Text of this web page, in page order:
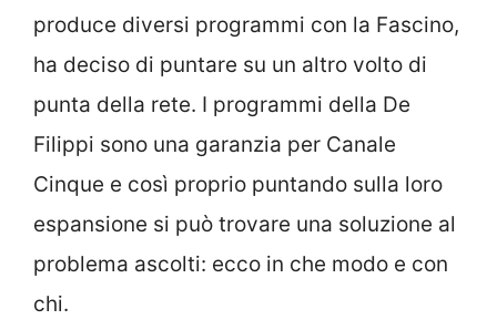
produce diversi programmi con la Fascino,
ha deciso di puntare su un altro volto di
punta della rete. I programmi della De
Filippi sono una garanzia per Canale
Cinque e così proprio puntando sulla loro
espansione si può trovare una soluzione al
problema ascolti: ecco in che modo e con
chi.